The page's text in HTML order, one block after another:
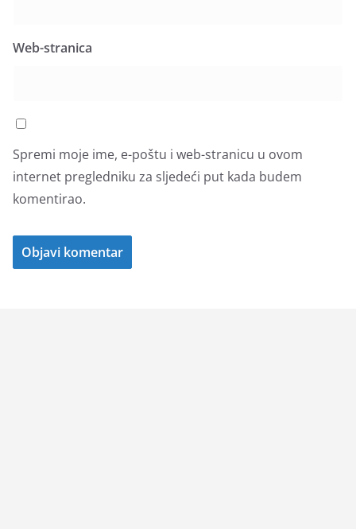
Web-stranica
Spremi moje ime, e-poštu i web-stranicu u ovom
internet pregledniku za sljedeći put kada budem
komentirao.